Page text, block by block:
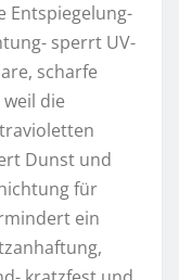
Entspiegelung-
sperrt UV-
scharfe
die
Dunst und
für
ein